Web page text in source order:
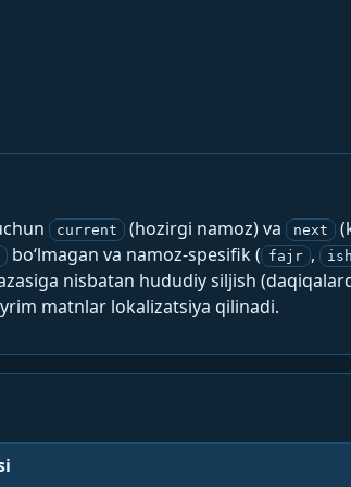
current (hozirgi namoz) va next
bo‘lmagan va namoz-spesifik ( fajr ,
nisbatan hududiy siljish
matnlar lokalizatsiya qilinadi.